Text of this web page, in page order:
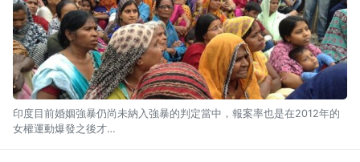
印度目前婚姻強暴仍尚未納入強暴的判定當中，報案率也是在2012年的
女權運動爆發之後才…